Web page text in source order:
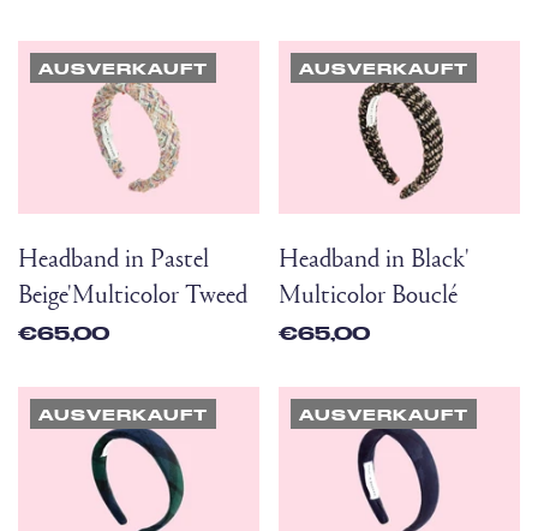
AUSVERKAUFT
Headband in Pastel
Beige'Multicolor Tweed
€65,00
AUSVERKAUFT
Headband in Black'
Multicolor Bouclé
€65,00
AUSVERKAUFT AUSVERKAUFT